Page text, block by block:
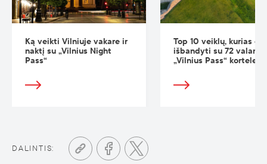
Ką veikti Vilniuje vakare ir
naktį su „Vilnius Night
Pass“
Top 10 veiklų, kurias
išbandyti su 72 valandų
„Vilnius Pass“ kortele
DALINTIS: